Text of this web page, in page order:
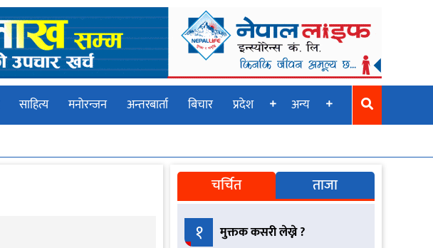
साहित्य मनोरन्जन अन्तरबार्ता बिचार प्रदेश
अन्य
चर्चित ताजा
१ मुक्तक कसरी लेख्ने ?